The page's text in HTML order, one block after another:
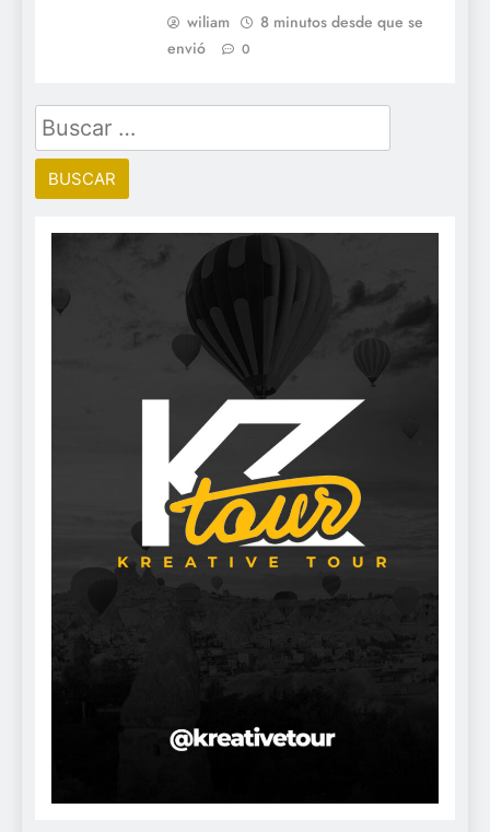
wiliam
8 minutos desde que se
envió
0
Buscar: